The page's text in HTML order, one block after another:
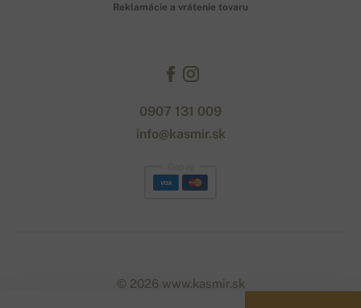
Reklamácie a vrátenie tovaru
0907 131 009
info@kasmir.sk
© 2026 www.kasmir.sk